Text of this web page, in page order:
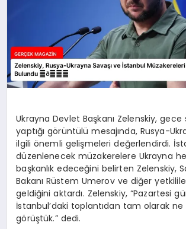
Ukrayna Devlet Başkanı Zelenskiy,
yaptığı görüntülü mesajında, Rusya-
ilgili önemli gelişmeleri değerlendirdi.
düzenlenecek müzakerelere Ukrayna
başkanlık edeceğini belirten Zelenskiy,
Bakanı Rüstem Umerov ve diğer
geldiğini aktardı. Zelenskiy, “Pazartesi
İstanbul’daki toplantıdan tam olarak
görüştük.” dedi.